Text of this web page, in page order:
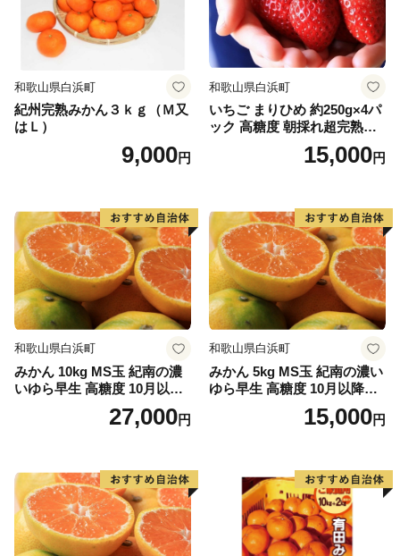
和歌山県白浜町
紀州完熟みかん３ｋｇ（Ｍ又
はＬ）
9,000円
和歌山県白浜町
いちご まりひめ 約250g×4パ
ック 高糖度 朝採れ超完熟ま
りひめ 1月以降発送分15,000円
和歌山県白浜町
みかん 10kg MS玉 紀南の濃
いゆら早生 高糖度 10月以降
発送 マルチ被覆栽培27,000円
和歌山県白浜町
みかん 5kg MS玉 紀南の濃い
ゆら早生 高糖度 10月以降発
送 マルチ被覆栽培15,000円